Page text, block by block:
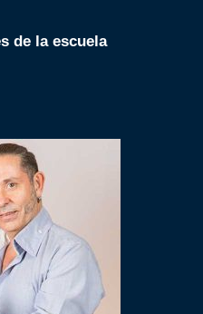
de la escuela